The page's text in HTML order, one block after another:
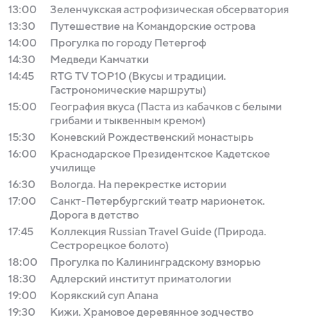
13:00
Зеленчукская астрофизическая обсерватория
13:30
Путешествие на Командорские острова
14:00
Прогулка по городу Петергоф
14:30
Медведи Камчатки
14:45
RTG TV TOP10 (Вкусы и традиции.
Гастрономические маршруты)
15:00
География вкуса (Паста из кабачков с белыми
грибами и тыквенным кремом)
15:30
Коневский Рождественский монастырь
16:00
Краснодарское Президентское Кадетское
училище
16:30
Вологда. На перекрестке истории
17:00
Санкт-Петербургский театр марионеток.
Дорога в детство
17:45
Коллекция Russian Travel Guide (Природа.
Сестрорецкое болото)
18:00
Прогулка по Калининградскому взморью
18:30
Адлерский институт приматологии
19:00
Корякский суп Апана
19:30
Кижи. Храмовое деревянное зодчество